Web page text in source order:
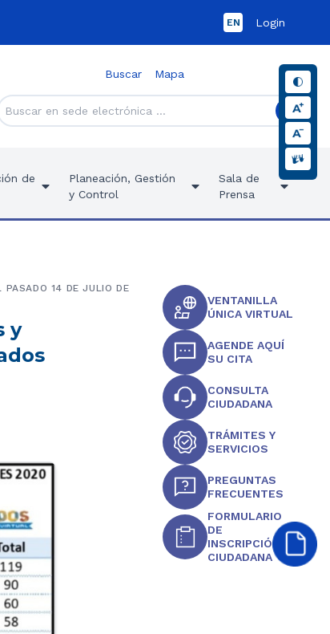
EN Login
Buscar Mapa
de
Planeación, Gestión
y Control
Sala de
Prensa
y
PASADO 14 DE JULIO DE
VENTANILLA
ÚNICA VIRTUAL
AGENDE AQUÍ
SU CITA
CONSULTA
CIUDADANA
TRÁMITES Y
SERVICIOS
PREGUNTAS
FRECUENTES
FORMULARIO
DE
INSCRIPCIÓN
CIUDADANA